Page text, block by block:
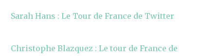
Sarah Hans : Le Tour de France de Twitter
Christophe Blazquez : Le tour de France de